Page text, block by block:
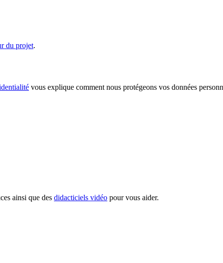
du projet.
vous explique comment nous protégeons vos données
ainsi que des didacticiels vidéo pour vous aider.